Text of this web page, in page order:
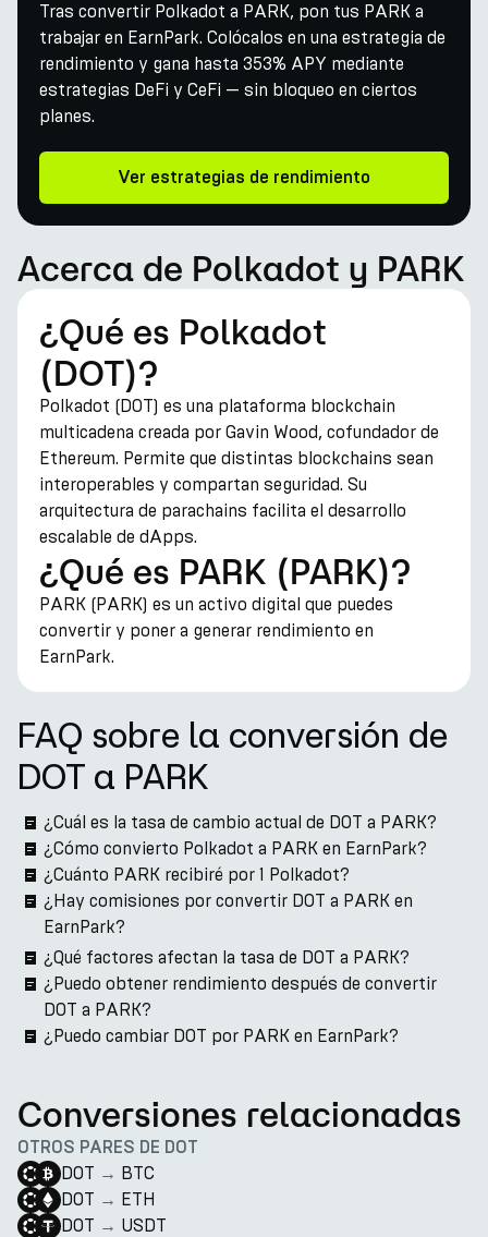
Tras convertir Polkadot a PARK, pon tus PARK a
trabajar en EarnPark. Colócalos en una estrategia de
rendimiento y gana hasta 353% APY mediante
estrategias DeFi y CeFi — sin bloqueo en ciertos
planes.
Ver estrategias de rendimiento
Acerca de Polkadot y PARK
¿Qué es Polkadot
(DOT)?
Polkadot (DOT) es una plataforma blockchain
multicadena creada por Gavin Wood, cofundador de
Ethereum. Permite que distintas blockchains sean
interoperables y compartan seguridad. Su
arquitectura de parachains facilita el desarrollo
escalable de dApps.
¿Qué es PARK (PARK)?
PARK (PARK) es un activo digital que puedes
convertir y poner a generar rendimiento en
EarnPark.
FAQ sobre la conversión de
DOT a PARK
¿Cuál es la tasa de cambio actual de DOT a PARK?
¿Cómo convierto Polkadot a PARK en EarnPark?
¿Cuánto PARK recibiré por 1 Polkadot?
¿Hay comisiones por convertir DOT a PARK en
EarnPark?
¿Qué factores afectan la tasa de DOT a PARK?
¿Puedo obtener rendimiento después de convertir
DOT a PARK?
¿Puedo cambiar DOT por PARK en EarnPark?
Conversiones relacionadas
OTROS PARES DE DOT
DOT → BTC
DOT → ETH
DOT → USDT